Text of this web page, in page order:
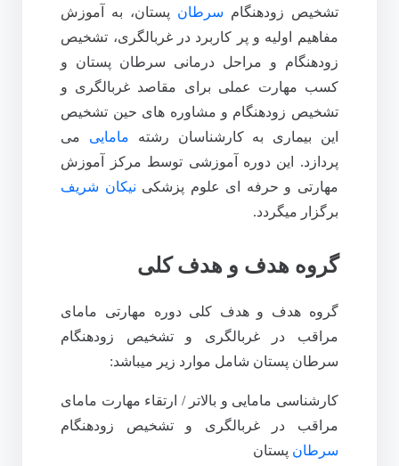
تشخیص زودهنگام سرطان پستان، به آموزش
مفاهیم اولیه و پر کاربرد در غربالگری، تشخیص
زودهنگام و مراحل درمانی سرطان پستان و
کسب مهارت عملی برای مقاصد غربالگری و
تشخیص زودهنگام و مشاوره های حین تشخیص
این بیماری به کارشناسان رشته مامایی می
پردازد. این دوره آموزشی توسط مرکز آموزش
مهارتی و حرفه ای علوم پزشکی نیکان شریف
برگزار میگردد.
گروه هدف و هدف کلی
گروه هدف و هدف کلی دوره مهارتی مامای
مراقب در غربالگری و تشخیص زودهنگام
سرطان پستان شامل موارد زیر میباشد:
کارشناسی مامایی و بالاتر / ارتقاء مهارت مامای
مراقب در غربالگری و تشخیص زودهنگام
سرطان پستان